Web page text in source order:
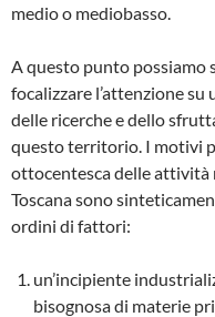
medio o mediobasso.
A questo punto possiamo
focalizzare l’attenzione
delle ricerche e dello
questo ter­ritorio. I motivi
ottocentesca delle attività
Toscana sono
ordini di fattori:
un’incipiente
bisognosa di materie